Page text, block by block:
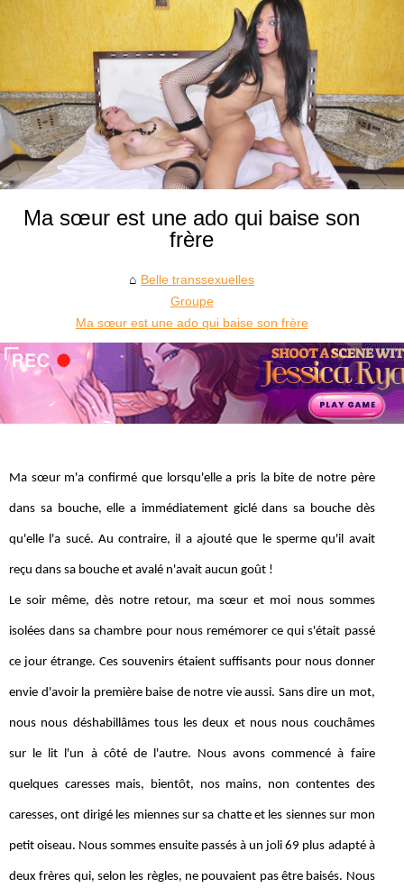
Ma sœur est une ado qui baise son
frère
Belle transsexuelles
Groupe
Ma sœur est une ado qui baise son frère
Ma sœur m'a confirmé que lorsqu'elle a pris la bite de notre père
dans sa bouche, elle a immédiatement giclé dans sa bouche dès
qu'elle l'a sucé. Au contraire, il a ajouté que le sperme qu'il avait
reçu dans sa bouche et avalé n'avait aucun goût !
Le soir même, dès notre retour, ma sœur et moi nous sommes
isolées dans sa chambre pour nous remémorer ce qui s'était passé
ce jour étrange. Ces souvenirs étaient suffisants pour nous donner
envie d'avoir la première baise de notre vie aussi. Sans dire un mot,
nous nous déshabillâmes tous les deux et nous nous couchâmes
sur le lit l'un à côté de l'autre. Nous avons commencé à faire
quelques caresses mais, bientôt, nos mains, non contentes des
caresses, ont dirigé les miennes sur sa chatte et les siennes sur mon
petit oiseau. Nous sommes ensuite passés à un joli 69 plus adapté à
deux frères qui, selon les règles, ne pouvaient pas être baisés. Nous